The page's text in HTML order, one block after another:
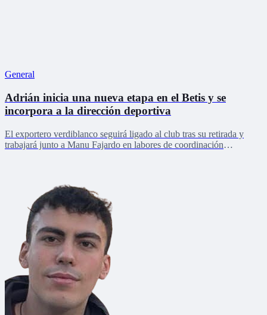
General
Adrián inicia una nueva etapa en el Betis y se
incorpora a la dirección deportiva
El exportero verdiblanco seguirá ligado al club tras su retirada y
trabajará junto a Manu Fajardo en labores de coordinación